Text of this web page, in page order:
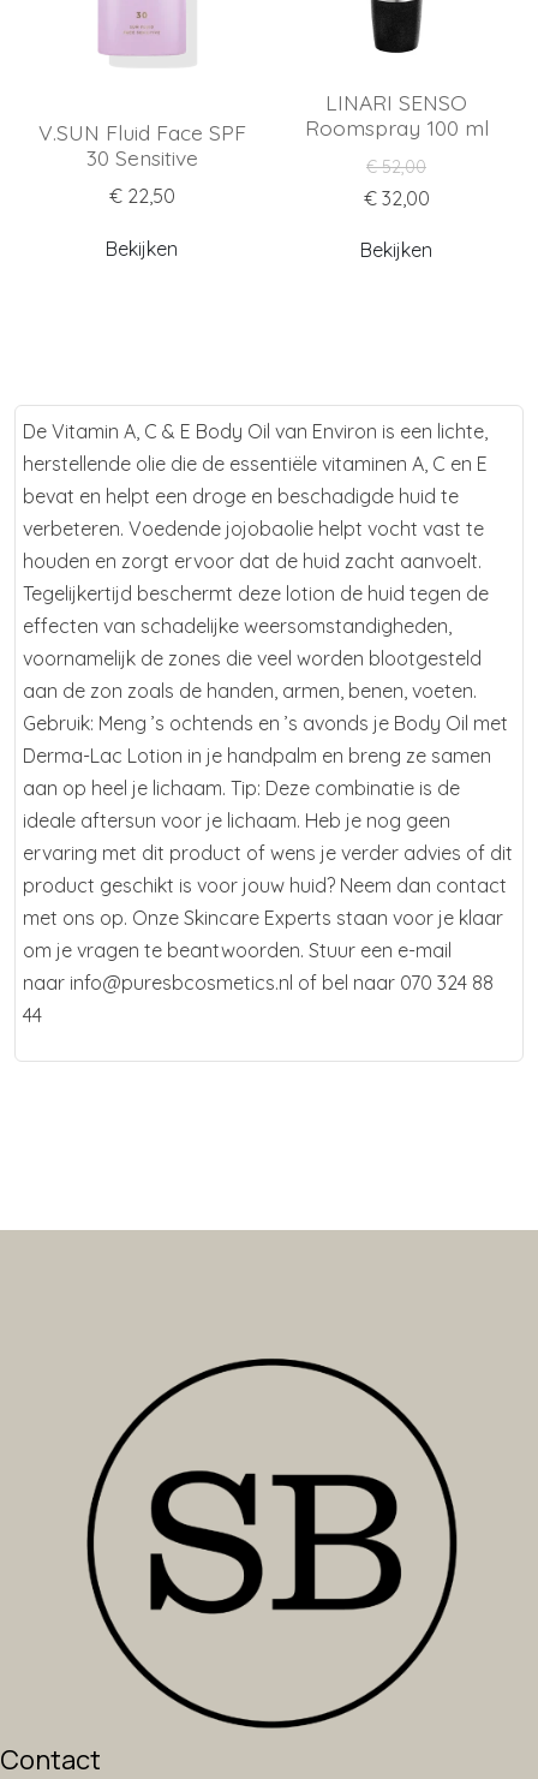
V.SUN Fluid Face SPF
30 Sensitive
€ 22,50
Bekijken
LINARI SENSO
Roomspray 100 ml
€ 52,00
€ 32,00
Bekijken
De Vitamin A, C & E Body Oil van Environ is een lichte,
herstellende olie die de essentiële vitaminen A, C en E
bevat en helpt een droge en beschadigde huid te
verbeteren. Voedende jojobaolie helpt vocht vast te
houden en zorgt ervoor dat de huid zacht aanvoelt.
Tegelijkertijd beschermt deze lotion de huid tegen de
effecten van schadelijke weersomstandigheden,
voornamelijk de zones die veel worden blootgesteld
aan de zon zoals de handen, armen, benen, voeten.
Gebruik: Meng ’s ochtends en ’s avonds je Body Oil met
Derma-Lac Lotion in je handpalm en breng ze samen
aan op heel je lichaam. Tip: Deze combinatie is de
ideale aftersun voor je lichaam. Heb je nog geen
ervaring met dit product of wens je verder advies of dit
product geschikt is voor jouw huid? Neem dan contact
met ons op. Onze Skincare Experts staan voor je klaar
om je vragen te beantwoorden. Stuur een e-mail
naar info@puresbcosmetics.nl of bel naar 070 324 88
44
Contact